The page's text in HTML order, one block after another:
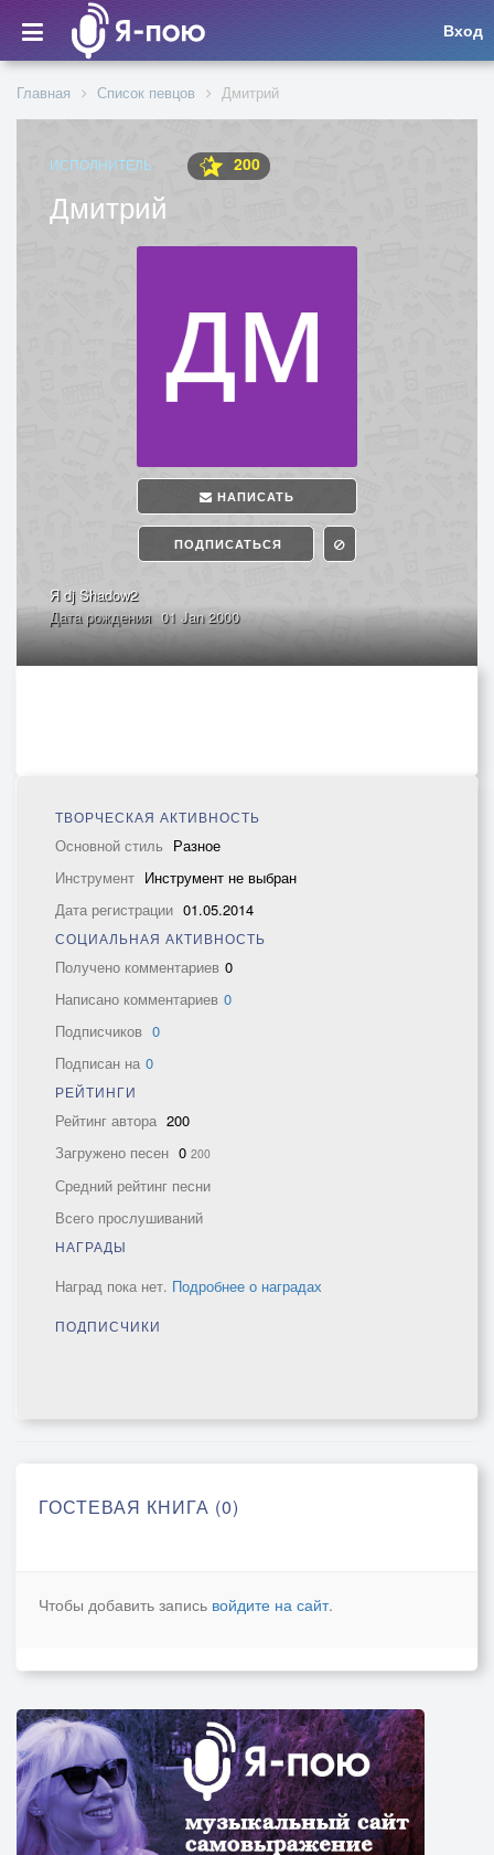
Вход
Главная Список певцов Дмитрий
ИСПОЛНИТЕЛЬ 200
Дмитрий
НАПИСАТЬ
ПОДПИСАТЬСЯ
Я dj Shadow2
Дата рождения 01 Jan 2000
ТВОРЧЕСКАЯ АКТИВНОСТЬ
Основной стиль Разное
Инструмент Инструмент не выбран
Дата регистрации 01.05.2014
СОЦИАЛЬНАЯ АКТИВНОСТЬ
Получено комментариев 0
Написано комментариев 0
Подписчиков 0
Подписан на 0
РЕЙТИНГИ
Рейтинг автора 200
Загружено песен 0 200
Средний рейтинг песни
Всего прослушиваний
НАГРАДЫ
Наград пока нет. Подробнее о наградах
ПОДПИСЧИКИ
ГОСТЕВАЯ КНИГА (0)
Чтобы добавить запись войдите на сайт.